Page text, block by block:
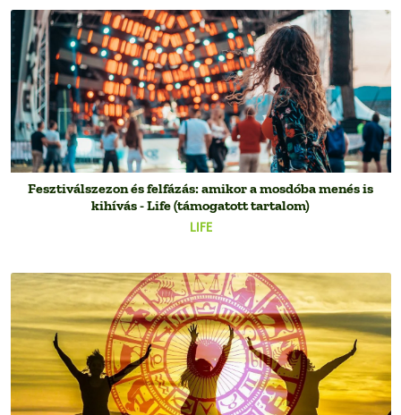
LIFE
Fesztiválszezon és felfázás: amikor a mosdóba menés is
kihívás - Life (támogatott tartalom)